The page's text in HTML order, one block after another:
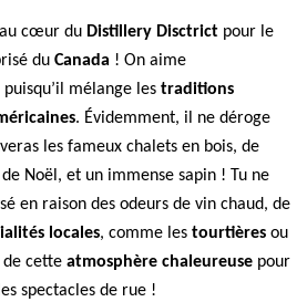
cœur du Distillery Disctrict pour le
du Canada ! On aime
mélange les traditions
. Évidemment, il ne déroge
les fameux chalets en bois, de
Noël, et un immense sapin ! Tu ne
en raison des odeurs de vin chaud, de
locales, comme les tourtières ou
de cette atmosphère chaleureuse pour
spectacles de rue !